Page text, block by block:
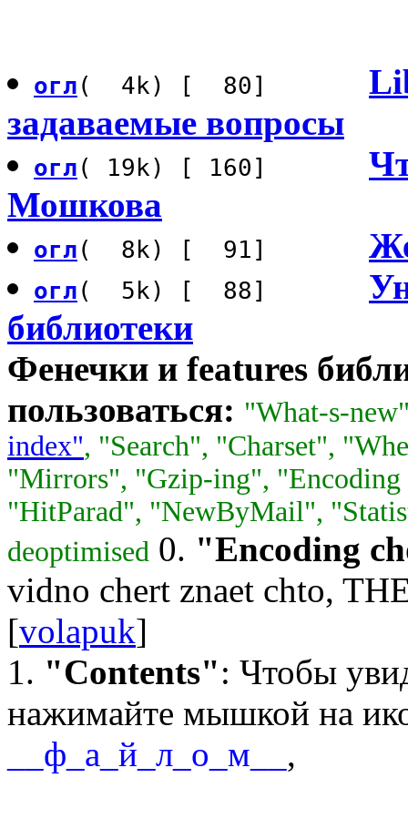
огл( 4k) [ 80]
задаваемые вопросы
огл( 19k) [ 160]
Мошкова
огл( 8k) [ 91]
огл( 5k) [ 88]
библиотеки
Фенечки и features
пользоваться: "What-s-
index", "Search", "Charset",
"Mirrors", "Gzip-ing",
"HitParad", "NewByMail",
deoptimised 0. "Encoding
vidno chert znaet chto,
[volapuk]
1. "Contents": Чтобы
нажимайте мышкой на
__ф_а_й_л_о_м__ ,